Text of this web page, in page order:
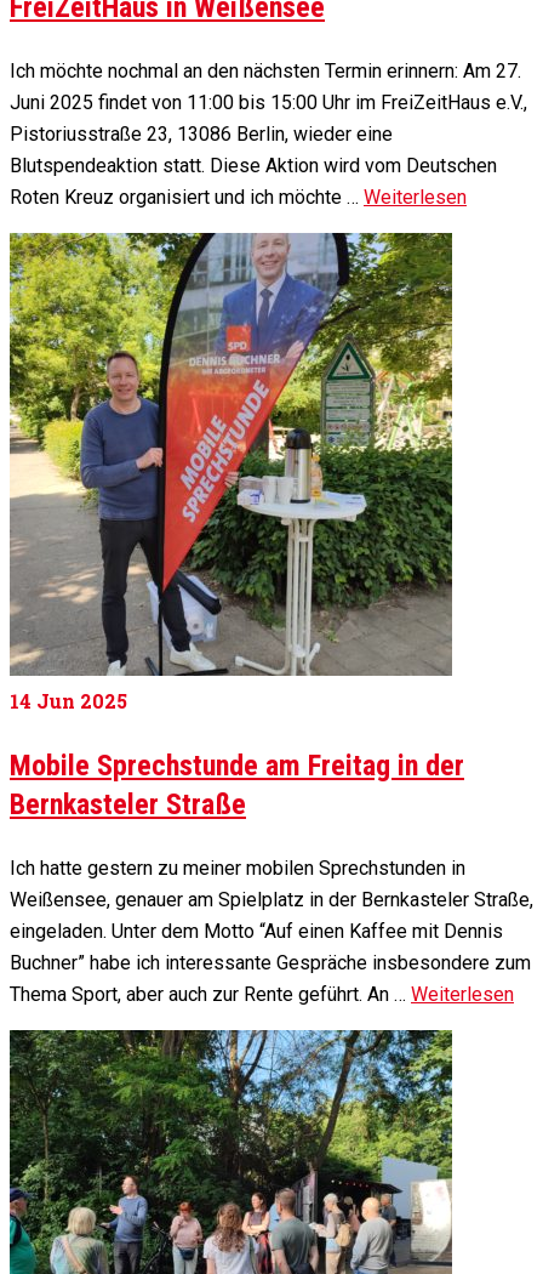
FreiZeitHaus in Weißensee
Ich möchte nochmal an den nächsten Termin erinnern: Am 27.
Juni 2025 findet von 11:00 bis 15:00 Uhr im FreiZeitHaus e.V.,
Pistoriusstraße 23, 13086 Berlin, wieder eine
Blutspendeaktion statt. Diese Aktion wird vom Deutschen
Roten Kreuz organisiert und ich möchte … Weiterlesen
14 Jun 2025
Mobile Sprechstunde am Freitag in der
Bernkasteler Straße
Ich hatte gestern zu meiner mobilen Sprechstunden in
Weißensee, genauer am Spielplatz in der Bernkasteler Straße,
eingeladen. Unter dem Motto “Auf einen Kaffee mit Dennis
Buchner” habe ich interessante Gespräche insbesondere zum
Thema Sport, aber auch zur Rente geführt. An … Weiterlesen